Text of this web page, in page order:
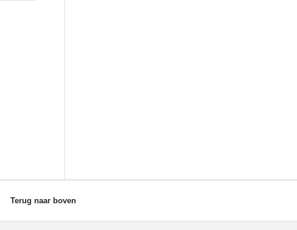
Terug naar boven